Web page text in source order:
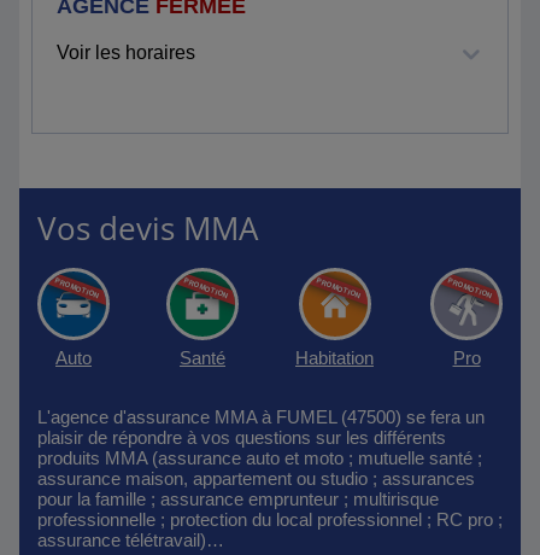
AGENCE FERMÉE
Voir les horaires
Vos devis MMA
Auto Santé Habitation Pro
L'agence d'assurance MMA à FUMEL (47500) se fera un
plaisir de répondre à vos questions sur les différents
produits MMA (assurance auto et moto ; mutuelle santé ;
assurance maison, appartement ou studio ; assurances
pour la famille ; assurance emprunteur ; multirisque
professionnelle ; protection du local professionnel ; RC pro ;
assurance télétravail)…